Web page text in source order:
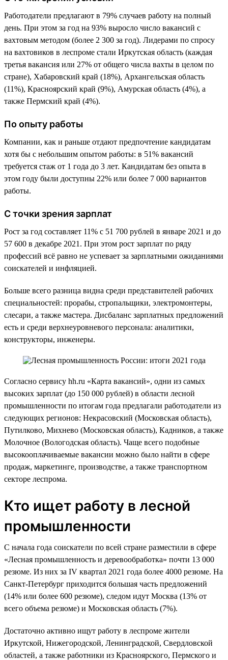
Работодатели предлагают в 79% случаев работу на полный
день. При этом за год на 93% выросло число вакансий с
вахтовым методом (более 2 300 за год). Лидерами по спросу
на вахтовиков в леспроме стали Иркутская область (каждая
третья вакансия или 27% от общего числа вахты в целом по
стране), Хабаровский край (18%), Архангельская область
(11%), Красноярский край (9%), Амурская область (4%), а
также Пермский край (4%).
По опыту работы
Компании, как и раньше отдают предпочтение кандидатам
хотя бы с небольшим опытом работы: в 51% вакансий
требуется стаж от 1 года до 3 лет. Кандидатам без опыта в
этом году были доступны 22% или более 7 000 вариантов
работы.
С точки зрения зарплат
Рост за год составляет 11% с 51 700 рублей в январе 2021 и до
57 600 в декабре 2021. При этом рост зарплат по ряду
профессий всё равно не успевает за зарплатными ожиданиями
соискателей и инфляцией.
Больше всего разница видна среди представителей рабочих
специальностей: прорабы, стропальщики, электромонтеры,
слесари, а также мастера. Дисбаланс зарплатных предложений
есть и среди верхнеуровневого персонала: аналитики,
конструкторы, инженеры.
Согласно сервису hh.ru «Карта вакансий», одни из самых
высоких зарплат (до 150 000 рублей) в области лесной
промышленности по итогам года предлагали работодатели из
следующих регионов: Некрасовский (Московская область),
Путилково, Михнево (Московская область), Кадников, а также
Молочное (Вологодская область). Чаще всего подобные
высокооплачиваемые вакансии можно было найти в сфере
продаж, маркетинге, производстве, а также транспортном
секторе леспрома.
Кто ищет работу в лесной
промышленности
С начала года соискатели по всей стране разместили в сфере
«Лесная промышленность и деревообработка» почти 13 000
резюме. Из них за IV квартал 2021 года более 4000 резюме. На
Санкт-Петербург приходится большая часть предложений
(14% или более 600 резюме), следом идут Москва (13% от
всего объема резюме) и Московская область (7%).
Достаточно активно ищут работу в леспроме жители
Иркутской, Нижегородской, Ленинградской, Свердловской
областей, а также работники из Красноярского, Пермского и